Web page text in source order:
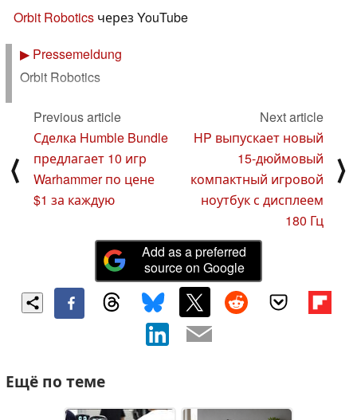
Orbit Robotics через YouTube
▶ Pressemeldung
Orbit Robotics
⟨
Previous article
Сделка Humble Bundle
предлагает 10 игр
Warhammer по цене
$1 за каждую
Next article
HP выпускает новый
15-дюймовый
компактный игровой
ноутбук с дисплеем
180 Гц
⟩
Add as a preferred
source on Google
Ещё по теме